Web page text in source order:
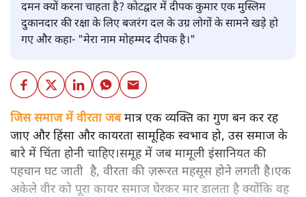
दमन क्यों करना चाहता है? कोटद्वार में दीपक कुमार एक मुस्लिम
दुकानदार की रक्षा के लिए बजरंग दल के उग्र लोगों के सामने खड़े हो
गए और कहा- "मेरा नाम मोहम्मद दीपक है।"
जिस समाज में वीरता जबमात्र एक व्यक्ति का गुण बन कर रह
जाए और हिंसा और कायरता सामूहिक स्वभाव हो, उस समाज के
बारे में चिंता होनी चाहिए।समूह में जब मामूली इंसानियत की
पहचान घट जाती है, वीरता की ज़रूरत महसूस होने लगती है।एक
अकेले वीर को पूरा कायर समाज घेरकर मार डालता है क्योंकि वह